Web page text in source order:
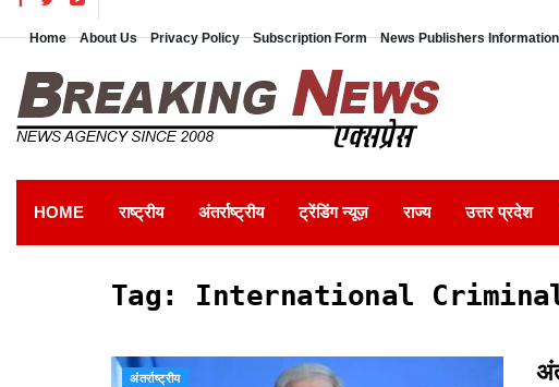
Home About Us Privacy Policy Subscription Form News Publishers
HOME राष्ट्रीय अंतर्राष्ट्रीय ट्रेंडिंग न्यूज़ राज्य उत्तर प्रदेश
Tag: International
अंतर्राष्ट्रीय